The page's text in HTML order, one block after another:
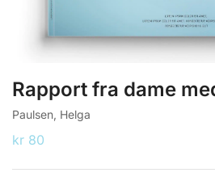
Rapport fra dame
Paulsen, Helga
kr 80